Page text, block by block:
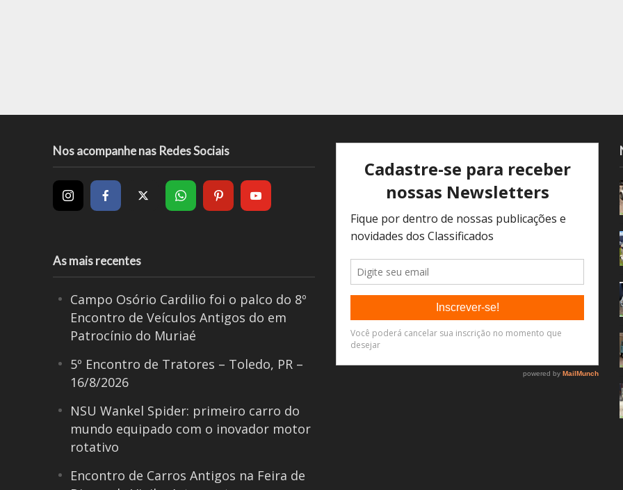
Nos acompanhe nas Redes Sociais
As mais recentes
Campo Osório Cardilio foi o palco do 8º
Encontro de Veículos Antigos do em
Patrocínio do Muriaé
5º Encontro de Tratores – Toledo, PR –
16/8/2026
NSU Wankel Spider: primeiro carro do
mundo equipado com o inovador motor
rotativo
Encontro de Carros Antigos na Feira de